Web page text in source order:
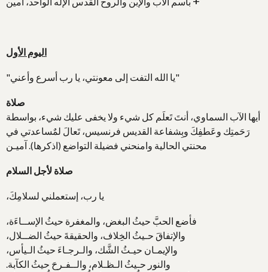
اليوم الأول
"يا الله التفت إلى معونتي، يا رب أسرع وأعني"
صلاة
أيها الآب السماوي، أنتَ تَعلَم كل شيء ولا يخفى عليك شيء، بواسطة
رَحَمتِك وعَطفِكَ وبِشفاعة القديس فرنسيس، تَعالَ لمٌساعدتي في
محنتي الحالية وامنحني فضيلة التواضع (اذكرها). آميـن
صلاة لأجل السلام
يا رب، إستعملني لسلامِكَ،
فأضع الحبَّ حيثُ البغض، والمغفرة حيثُ الإســاءَة،
والإتفاقَ حـيثُ الخِلاف، والحقيقةَ حيثُ الضــلال،
والإيمـان حيـثُ الشَّك، والـرجـاءَ حيثُ الـيأس،
والنور حـيثُ الـظـلام، والــفـرحَ حيثُ الكآبة.